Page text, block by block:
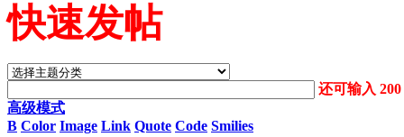
快速发帖
还可输入200
高级模式
B Color Image Link Quote Code Smilies